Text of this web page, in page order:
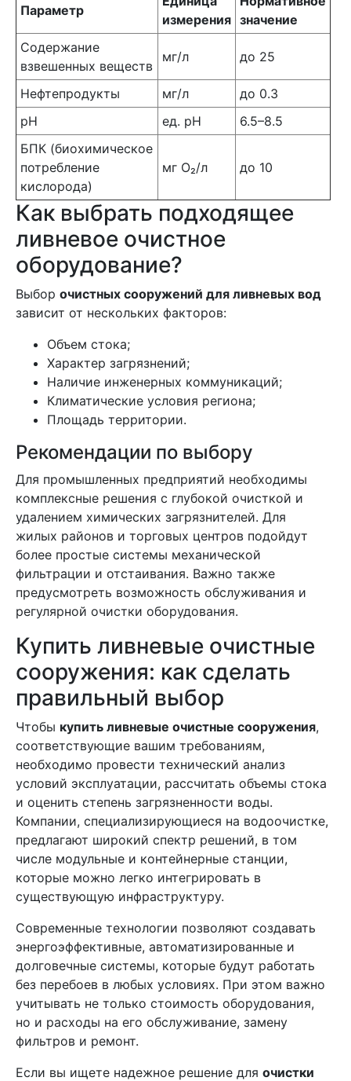
Параметр
измерения значение
Содержание
взвешенных веществ
мг/л до 25
Нефтепродукты мг/л
до 0.3
pH
ед. pH
6.5–8.5
БПК (биохимическое
потребление
кислорода)
мг О₂/л до 10
Как выбрать подходящее
ливневое очистное
оборудование?
Выбор очистных сооружений для ливневых вод
зависит от нескольких факторов:
Объем стока;
Характер загрязнений;
Наличие инженерных коммуникаций;
Климатические условия региона;
Площадь территории.
Рекомендации по выбору
Для промышленных предприятий необходимы
комплексные решения с глубокой очисткой и
удалением химических загрязнителей. Для
жилых районов и торговых центров подойдут
более простые системы механической
фильтрации и отстаивания. Важно также
предусмотреть возможность обслуживания и
регулярной очистки оборудования.
Купить ливневые очистные
сооружения: как сделать
правильный выбор
Чтобы купить ливневые очистные сооружения,
соответствующие вашим требованиям,
необходимо провести технический анализ
условий эксплуатации, рассчитать объемы стока
и оценить степень загрязненности воды.
Компании, специализирующиеся на водоочистке,
предлагают широкий спектр решений, в том
числе модульные и контейнерные станции,
которые можно легко интегрировать в
существующую инфраструктуру.
Современные технологии позволяют создавать
энергоэффективные, автоматизированные и
долговечные системы, которые будут работать
без перебоев в любых условиях. При этом важно
учитывать не только стоимость оборудования,
но и расходы на его обслуживание, замену
фильтров и ремонт.
Если вы ищете надежное решение для очистки